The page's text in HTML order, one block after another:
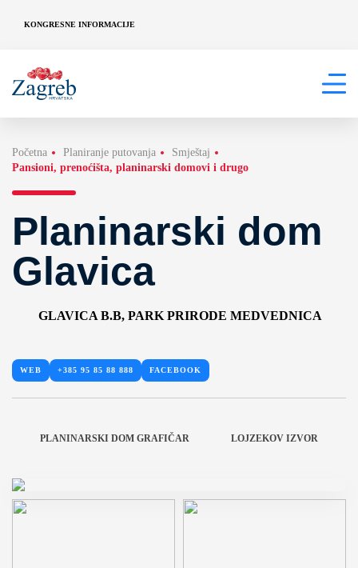
KONGRESNE INFORMACIJE
Početna Planiranje putovanja
Smještaj
Pansioni, prenoćišta, planinarski domovi i drugo
Planinarski dom
Glavica
GLAVICA B.B, PARK PRIRODE MEDVEDNICA
WEB +385 95 85 88 888 FACEBOOK
PLANINARSKI DOM GRAFIČAR LOJZEKOV IZVOR